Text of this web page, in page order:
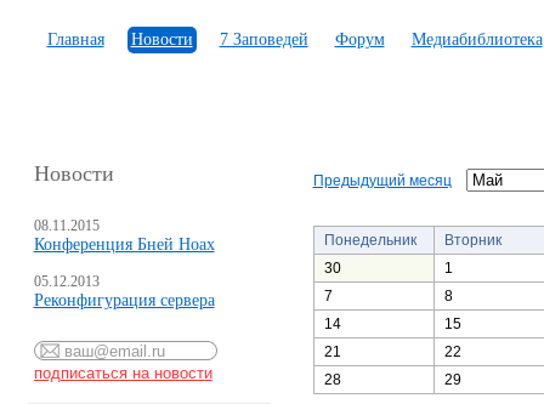
Главная Новости 7 Заповедей Форум Медиабиблиотека
Новости
08.11.2015
Конференция Бней Ноах
05.12.2013
Реконфигурация сервера
Предыдущий месяц
Понедельник
Вторник
30
1
7
8
14
15
21
22
28
29